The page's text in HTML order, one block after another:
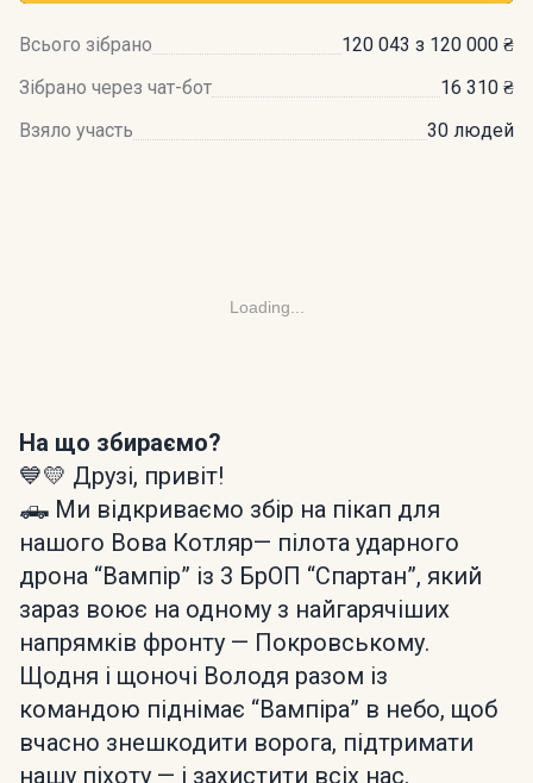
Всього зібрано
120 043 з 120 000 ₴
Зібрано через чат-бот
16 310 ₴
Взяло участь
30 людей
Loading...
На що збираємо?
💙💛 Друзі, привіт!
🛻 Ми відкриваємо збір на пікап для
нашого Вова Котляр— пілота ударного
дрона “Вампір” із 3 БрОП “Спартан”, який
зараз воює на одному з найгарячіших
напрямків фронту — Покровському.
Щодня і щоночі Володя разом із
командою піднімає “Вампіра” в небо, щоб
вчасно знешкодити ворога, підтримати
нашу піхоту — і захистити всіх нас.